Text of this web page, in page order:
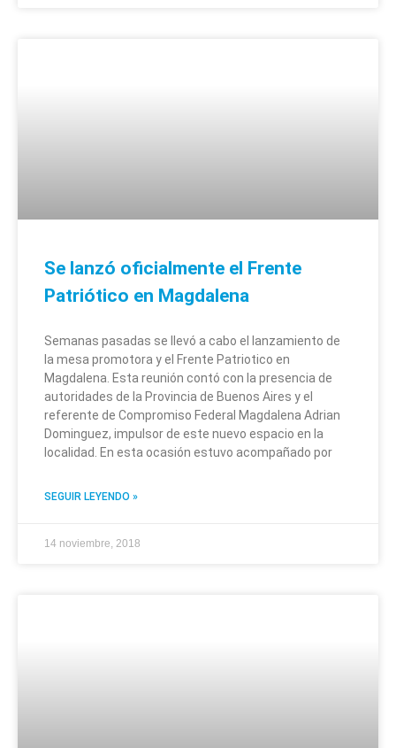
Se lanzó oficialmente el Frente
Patriótico en Magdalena
Semanas pasadas se llevó a cabo el lanzamiento de
la mesa promotora y el Frente Patriotico en
Magdalena. Esta reunión contó con la presencia de
autoridades de la Provincia de Buenos Aires y el
referente de Compromiso Federal Magdalena Adrian
Dominguez, impulsor de este nuevo espacio en la
localidad. En esta ocasión estuvo acompañado por
SEGUIR LEYENDO »
14 noviembre, 2018